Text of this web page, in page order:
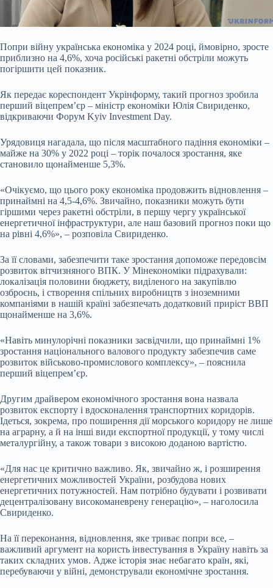
Попри війну українська економіка у 2024 році, ймовірно, зросте
приблизно на 4,6%, хоча російські ракетні обстріли можуть
погіршити цей показник.
Як передає кореспондент Укрінформу, такий прогноз зробила
перший віцепрем’єр – міністр економіки Юлія Свириденко,
відкриваючи Форум Kyiv Investment Day.
Урядовиця нагадала, що після масштабного падіння економіки –
майже на 30% у 2022 році – торік почалося зростання, яке
становило щонайменше 5,3%.
«Очікуємо, що цього року економіка продовжить відновлення –
принаймні на 4,5-4,6%. Звичайно, показники можуть бути
гіршими через ракетні обстріли, в першу чергу української
енергетичної інфраструктури, але наш базовий прогноз поки що
на рівні 4,6%», – розповіла Свириденко.
За її словами, забезпечити таке зростання допоможе передовсім
розвиток вітчизняного ВПК. У Мінекономіки підрахували:
локалізація половини бюджету, виділеного на закупівлю
озброєнь, і створення спільних виробництв з іноземними
компаніями в нашій країні забезпечать додатковий приріст ВВП
щонайменше на 3,6%.
«Навіть минулорічні показники засвідчили, що принаймні 1%
зростання національного валового продукту забезпечив саме
розвиток військово-промислового комплексу», – пояснила
перший віцепрем’єр.
Другим драйвером економічного зростання вона назвала
розвиток експорту і вдосконалення транспортних коридорів.
Ідеться, зокрема, про поширення дії морського коридору не лише
на аграрну, а й на інші види експортної продукції, у тому числі
металургійну, а також товари з високою доданою вартістю.
«Для нас це критично важливо. Як, звичайно ж, і розширення
енергетичних можливостей України, розбудова нових
енергетичних потужностей. Нам потрібно будувати і розвивати
децентралізовану високоманеврену генерацію», – наголосила
Свириденко.
На її переконання, відновлення, яке триває попри все, –
важливий аргумент на користь інвестування в Україну навіть за
таких складних умов. Адже історія знає небагато країн, які,
перебуваючи у війні, демонстрували економічне зростання.